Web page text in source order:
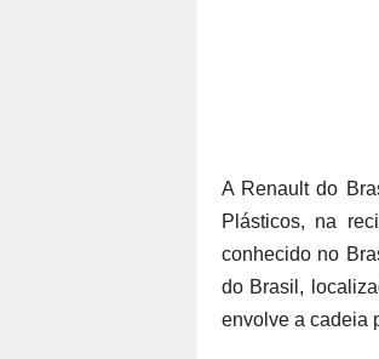
A Renault do
Plásticos, na
conhecido no
do Brasil,
envolve a cadeia